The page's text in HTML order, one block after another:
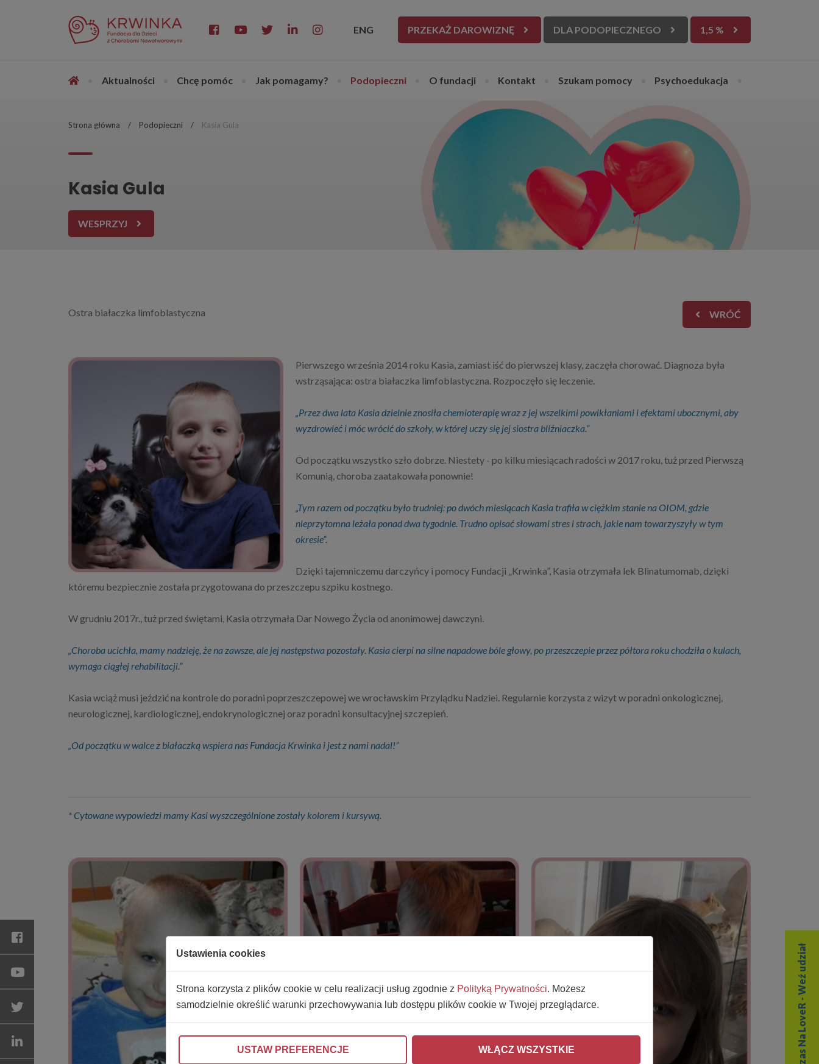
Ustawienia cookies
Strona korzysta z plików cookie w celu realizacji usług zgodnie z Polityką Prywatności. Możesz
samodzielnie określić warunki przechowywania lub dostępu plików cookie w Twojej przeglądarce.
USTAW PREFERENCJE WŁĄCZ WSZYSTKIE
ENG PRZEKAŻ DAROWIZNĘ DLA PODOPIECZNEGO 1,5 %
Aktualności Chcę pomóc Jak pomagamy? Podopieczni O fundacji Kontakt Szukam pomocy Psychoedukacja
Strona główna Podopieczni Kasia Gula
Kasia Gula
WESPRZYJ
WRÓĆ
Ostra białaczka limfoblastyczna
Pierwszego września 2014 roku Kasia, zamiast iść do pierwszej klasy, zaczęła chorować. Diagnoza była
wstrząsająca: ostra białaczka limfoblastyczna. Rozpoczęło się leczenie.
„Przez dwa lata Kasia dzielnie znosiła chemioterapię wraz z jej wszelkimi powikłaniami i efektami ubocznymi, aby
wyzdrowieć i móc wrócić do szkoły, w której uczy się jej siostra bliźniaczka.”
Od początku wszystko szło dobrze. Niestety - po kilku miesiącach radości w 2017 roku, tuż przed Pierwszą
Komunią, choroba zaatakowała ponownie!
„Tym razem od początku było trudniej: po dwóch miesiącach Kasia trafiła w ciężkim stanie na OIOM, gdzie
nieprzytomna leżała ponad dwa tygodnie. Trudno opisać słowami stres i strach, jakie nam towarzyszyły w tym
okresie”.
Dzięki tajemniczemu darczyńcy i pomocy Fundacji „Krwinka”, Kasia otrzymała lek Blinatumomab, dzięki
któremu bezpiecznie została przygotowana do przeszczepu szpiku kostnego.
W grudniu 2017r., tuż przed świętami, Kasia otrzymała Dar Nowego Życia od anonimowej dawczyni.
„Choroba ucichła, mamy nadzieję, że na zawsze, ale jej następstwa pozostały. Kasia cierpi na silne napadowe bóle głowy, po przeszczepie przez półtora roku chodziła o kulach,
wymaga ciągłej rehabilitacji.”
Kasia wciąż musi jeździć na kontrole do poradni poprzeszczepowej we wrocławskim Przylądku Nadziei. Regularnie korzysta z wizyt w poradni onkologicznej,
neurologicznej, kardiologicznej, endokrynologicznej oraz poradni konsultacyjnej szczepień.
„Od początku w walce z białaczką wspiera nas Fundacja Krwinka i jest z nami nadal!”
* Cytowane wypowiedzi mamy Kasi wyszczególnione zostały kolorem i kursywą.
Czas Na LoveR - Weź udział